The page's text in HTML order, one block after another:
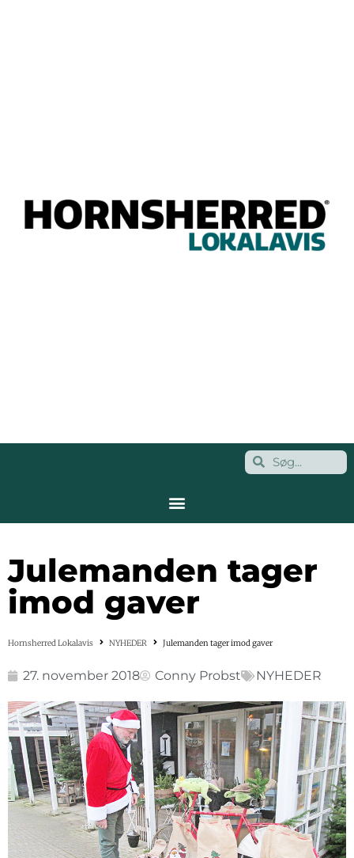
Julemanden tager
imod gaver
Hornsherred Lokalavis NYHEDER Julemanden tager imod gaver
27. november 2018 Conny Probst NYHEDER